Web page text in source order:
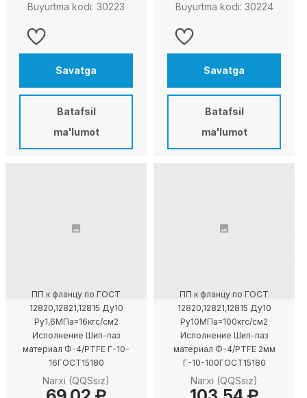
Buyurtma kodi: 30223
Savatga
Batafsil
ma'lumot
Buyurtma kodi: 30224
Savatga
Batafsil
ma'lumot
ПП к фланцу по ГОСТ
12820,12821,12815 Ду10
Ру1,6МПа=16кгс/см2
Исполнение Шип-паз
материал Ф-4/PTFE Г-10-
16ГОСТ15180
Narxi (QQSsiz)
ПП к фланцу по ГОСТ
12820,12821,12815 Ду10
Ру10МПа=100кгс/см2
Исполнение Шип-паз
материал Ф-4/PTFE 2мм
Г-10-100ГОСТ15180
Narxi (QQSsiz)